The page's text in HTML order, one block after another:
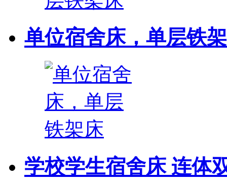
单位宿舍床，单层铁
学校学生宿舍床 连体